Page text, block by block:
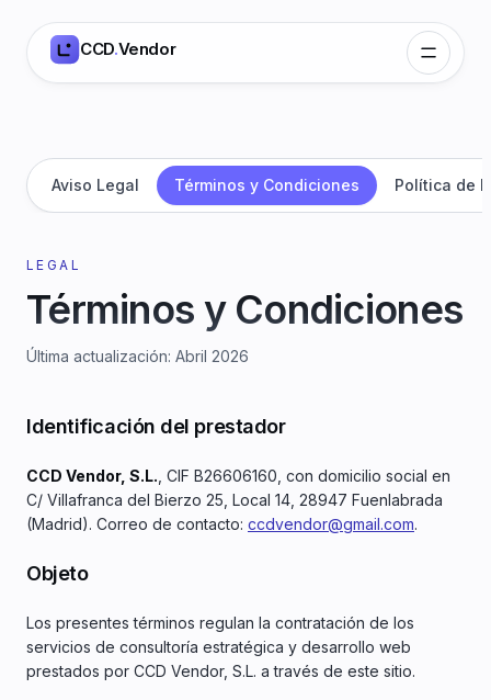
CCD.Vendor
Aviso Legal Términos y Condiciones Política de
LEGAL
Términos y Condiciones
Última actualización: Abril 2026
Identificación del prestador
CCD Vendor, S.L. , CIF B26606160, con domicilio social en
C/ Villafranca del Bierzo 25, Local 14, 28947 Fuenlabrada
(Madrid). Correo de contacto: ccdvendor@gmail.com.
Objeto
Los presentes términos regulan la contratación de los
servicios de consultoría estratégica y desarrollo web
prestados por CCD Vendor, S.L. a través de este sitio.